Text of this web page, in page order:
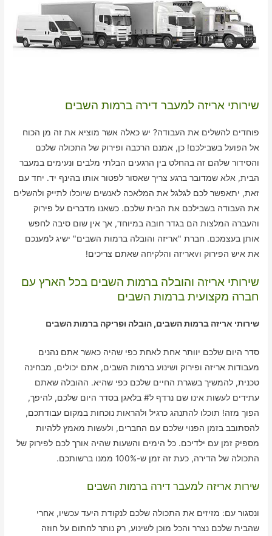
שירותי אריזה למעבר דירה ברמות השבים
פוחדים להשלים את העבודה? יש כאלה אשר מוציא את זה מן הכוח
אל הפועל בשבילכם! כן, אמנם הרכבה ופירוק של התכולה שלכם
והסידור שלהם זה בהחלט בין הרגעים הבלתי מלבים ונעימים במעבר
הבית, אלא שמדובר ברגע צריך שאסור לפטור אותו בהינף יד. יחד עם
זאת, יתאפשר לכם לגלגל את המלאכה לאנשים שיוכלו לתייק ולהשלים
את העבודה בשבילכם את הבית שלכם. כשאנו מדברים על פירוק
והעברה המלצות הם בגדר חובה במיוחד, אך אין שום סיבה לחפש
אותן בעצמכם. חברת "אריזה והובלה ברמות השבים" ישיג למענכם
את איש הפירוק וvאריזה והלקיחה שאתם צריכים!
שירותי אריזה והובלה ברמות השבים בכל הארץ עם
חברה מקצועית ברמות השבים
שירותי אריזה ברמות השבים, הובלה ופריקה ברמות השבים
סדר היום שלכם יוותר אחת לאחת כפי שהיה כאשר אתם נהנים
מעבודות אריזה ופירוק ושינוע ברמות השבים, אתם יכולים, מבחינה
טכנית, להמשיך בשגרת החיים שלכם כפי שהיא. ההובלה שאתם
עתידים לעשות אינו שם נרדף ל# בלאגן בסדר היום שלכם, להיפך,
הפוך מזה! תוכלו להתנהג כרגיל ולהראות נוכחות במקום עבודתכם,
להסתובב בזמן הפנוי שלכם עם החברים, ולעשות מאמץ ללהיות
מספיק זמן עם ילדיכם. כל הימים והשעות שהיה אורך לכם לפירוק של
התכולה של הדירה, כעת זה זמן ש-100% ממנו ברשותכם.
שירות אריזה למעבר דירה ברמות השבים
ונסגור עם: מזיזים את התכולה שלכם לנקודת היעד עכשיו, אחרי
שהבית שלכם נצרר והכל מוכן לשינוע, רק נותר לחתום על חוזה